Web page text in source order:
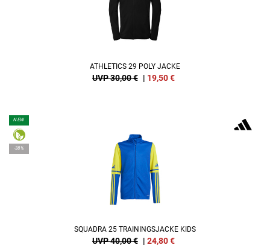
ATHLETICS 29 POLY JACKE
UVP 30,00 € | 19,50€
NEW
-38%
SQUADRA 25 TRAININGSJACKE KIDS
UVP 40,00 € | 24,80€